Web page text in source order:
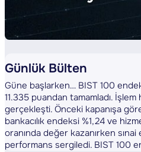
Günlük Bülten
Güne başlarken… BIST 100
11.335 puandan tamamladı.
gerçekleşti. Önceki kapanışa
bankacılık endeksi %1,24 ve
oranında değer kazanırken
performans sergiledi. BIST 100